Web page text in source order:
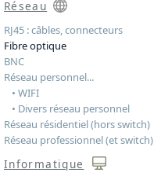
Réseau
RJ45 : câbles, connecteurs
Fibre optique
BNC
Réseau personnel...
• WIFI
• Divers réseau personnel
Réseau résidentiel (hors switch)
Réseau professionnel (et switch)
Informatique